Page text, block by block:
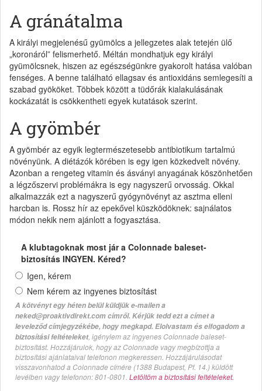
A gránátalma
A királyi megjelenésű gyümölcs a jellegzetes alak tetején ülő
„koronáról” felismerhető. Méltán mondhatjuk egy királyi
gyümölcsnek, hiszen az egészségünkre gyakorolt hatása valóban
fenséges. A benne található ellagsav és antioxidáns semlegesíti a
szabad gyököket. Többek között a tüdőrák kialakulásának
kockázatát is csökkentheti egyek kutatások szerint.
A gyömbér
A gyömbér az egyik legtermészetesebb antibiotikum tartalmú
növényünk. A diétázók körében is egy igen közkedvelt növény.
Azonban a rengeteg vitamin és ásványi anyagának köszönhetően
a légzőszervi problémákra is egy nagyszerű orvosság. Okkal
alkalmazzák ezt a nagyszerű gyógynövényt az asztma elleni
harcban is. Rossz hír az epekővel küszködöknek: sajnálatos
módon nekik nem ajánlott a fogyasztása.
A klubtagoknak most jár a Colonnade baleset-
biztosítás INGYEN. Kéred?
Igen, kérem
Nem kérem az ingyenes biztosítást
A kötvényt egy héten belül küldjük e-mailen a
neked@proaktivdirekt.com címről. Kérjük tedd ezt a címet a
leveleződ címjegyzékébe, hogy megkapd. Elolvastam és elfogadom a
biztosítási feltételeket, igénylem az ingyenes Colonnade baleset-
biztosítást. Hozzájárulok, hogy az Colonnade vagy megbízottja a
biztosítási ajánlataival telefonon megkeressen. Hozzájárulásodat
visszavonhatod a Colonnade címére (1388 Budapest, Pf. 14.) küldött
levélben vagy telefonon: 801-0801. Letöltöm a biztosítási feltételeket.